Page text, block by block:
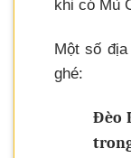
khi có Mù
Một số
ghé:
Đèo